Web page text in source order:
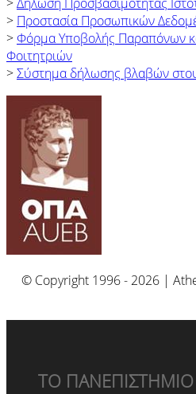
> Προστασία Προσωπικών
> Φόρμα Yποβολής Παραπόνων
Φοιτητριών
>Σύστημα δήλωσης βλαβών
© Copyright 1996 - 2026 |
ΤΟ ΠΑΝΕΠΙΣΤΗΜΙΟ